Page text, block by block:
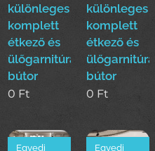
különleges
komplett
étkező és
ülőgarnitúra
bútor
0 Ft
különleges
komplett
étkező és
ülőgarnitúra
bútor
0 Ft
Egyedi
Egyedi